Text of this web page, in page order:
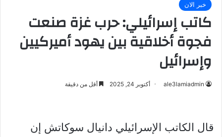
خبر الان
كاتب إسرائيلي: حرب غزة صنعت
فجوة أخلاقية بين يهود أميركيين
وإسرائيل
ale3lamiadmin أكتوبر 24, 2025 أقل من دقيقة
قال الكاتب الإسرائيلي دانيال سوكاتش إن